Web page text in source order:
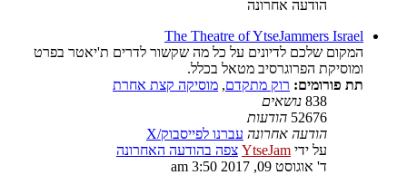
הודעה אחרונה
The Theatre of YtseJammers Israel
המקום שלכם לדיונים על כל מה שקשור לדרים ת'יאטר בפרט
ומוסיקת הפרוגרסיב מטאל בכלל.
תת פורומים: רוק מתקדם, מוסיקה קצת אחרת
838 נושאים
52676 הודעות
הודעה אחרונה עברנו לפייסבוק/X
על ידי YtseJam צפה בהודעה האחרונה
ד' אוגוסט 09, 2017 3:50 am